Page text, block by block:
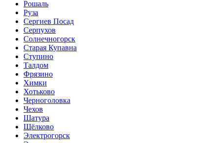
Рошаль
Руза
Сергиев Посад
Серпухов
Солнечногорск
Старая Купавна
Ступино
Талдом
Фрязино
Химки
Хотьково
Черноголовка
Чехов
Шатура
Щёлково
Электрогорск